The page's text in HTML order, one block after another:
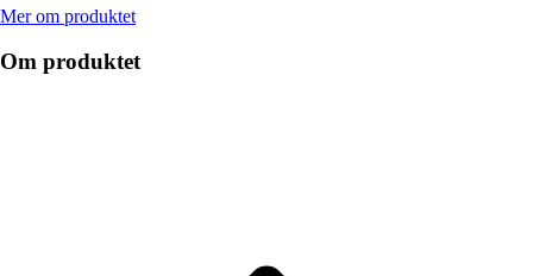
Mer om produktet
Om produktet